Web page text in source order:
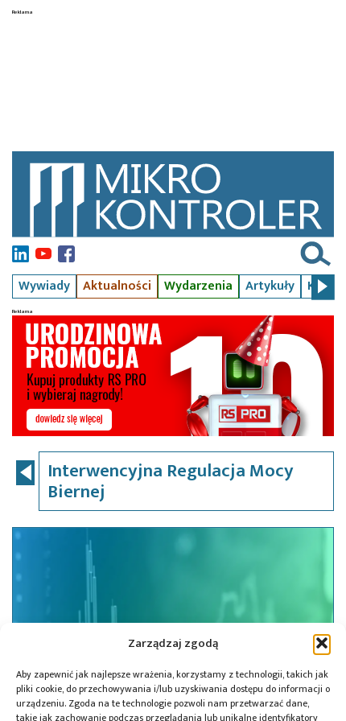
Zarządzaj zgodą
Aby zapewnić jak najlepsze wrażenia, korzystamy z technologii, takich jak
pliki cookie, do przechowywania i/lub uzyskiwania dostępu do informacji o
urządzeniu. Zgoda na te technologie pozwoli nam przetwarzać dane,
takie jak zachowanie podczas przeglądania lub unikalne identyfikatory
Wywiady Aktualności Wydarzenia Artykuły Kursy
Interwencyjna Regulacja Mocy
Biernej